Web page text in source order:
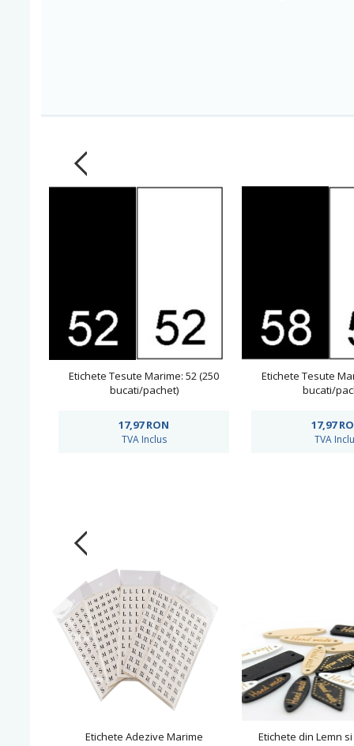
Etichete Tesute Marime: 52 (250
bucati/pachet)
17,97RON
TVA Inclus
Etichete Tesute
bucati/
17,97
TVA
Etichete Adezive Marime Etichete din Lemn